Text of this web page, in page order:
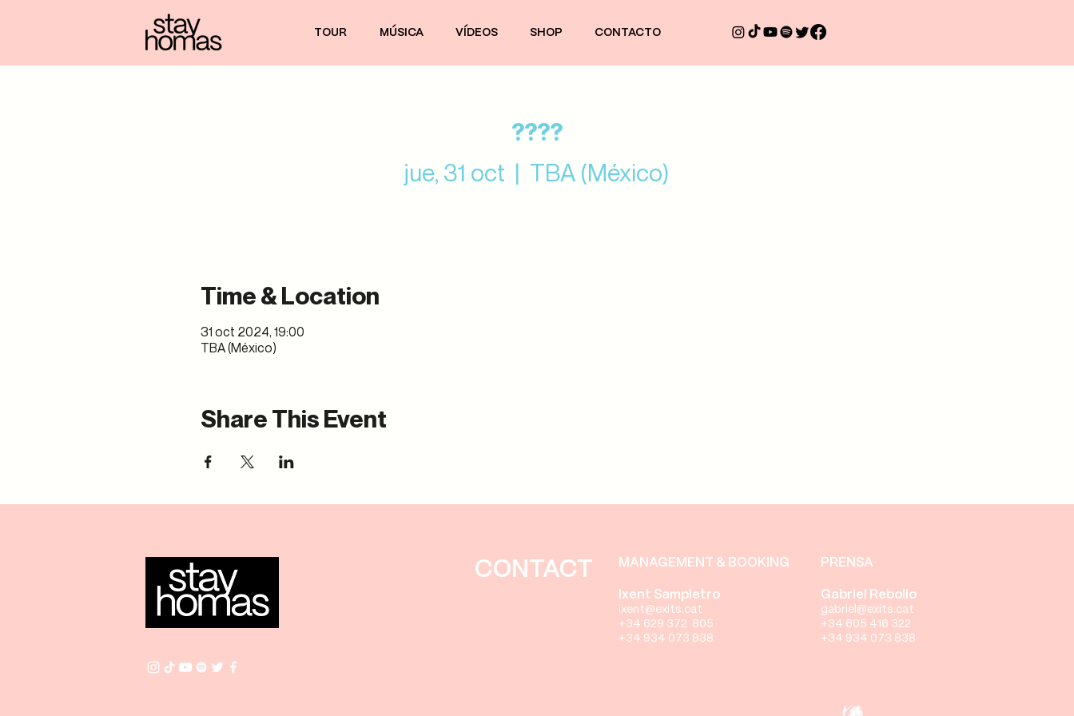
TOUR MÚSICA VÍDEOS SHOP CONTACTO
????
jue, 31 oct
  |
TBA (México)
Time & Location
31 oct 2024, 19:00
TBA (México)
Share This Event
CONTACT MANAGEMENT & BOOKING
Ixent Sampietro
ixent@exits.cat
+34 629 372 805
+34 934 073 838
PRENSA
Gabriel Rebollo
gabriel@exits.cat
+34 605 416 322
+34 934 073 838